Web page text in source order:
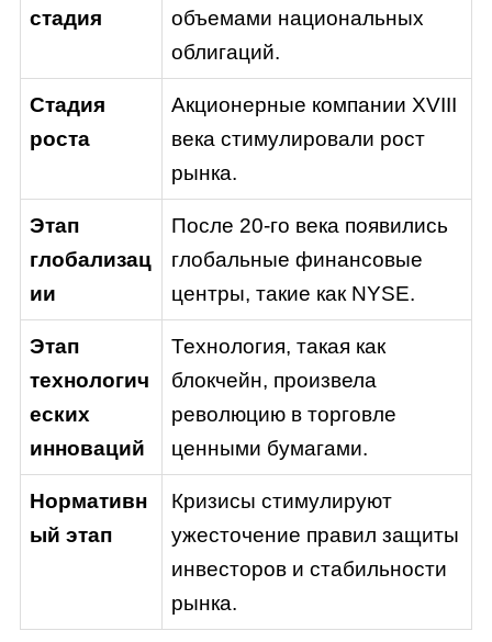
стадия
объемами национальных
облигаций.
Стадия
роста
Акционерные компании XVIII
века стимулировали рост
рынка.
Этап
глобализац
ии
После 20-го века появились
глобальные финансовые
центры, такие как NYSE.
Этап
технологич
еских
инноваций
Технология, такая как
блокчейн, произвела
революцию в торговле
ценными бумагами.
Нормативн
ый этап
Кризисы стимулируют
ужесточение правил защиты
инвесторов и стабильности
рынка.